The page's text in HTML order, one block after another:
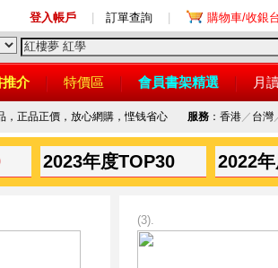
登入帳戶 訂單查詢 購物車/收銀
介 特價區 會員書架精選 月
，正品正價，放心網購，悭钱省心 服務：香港／ 台灣
2023年度TOP30 2022
(3).